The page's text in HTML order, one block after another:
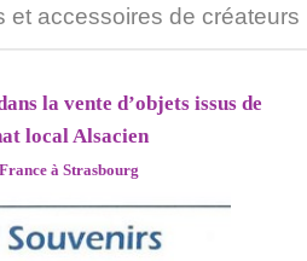
et accessoires de créateurs
la vente d’objets issus de
local Alsacien
à Strasbourg